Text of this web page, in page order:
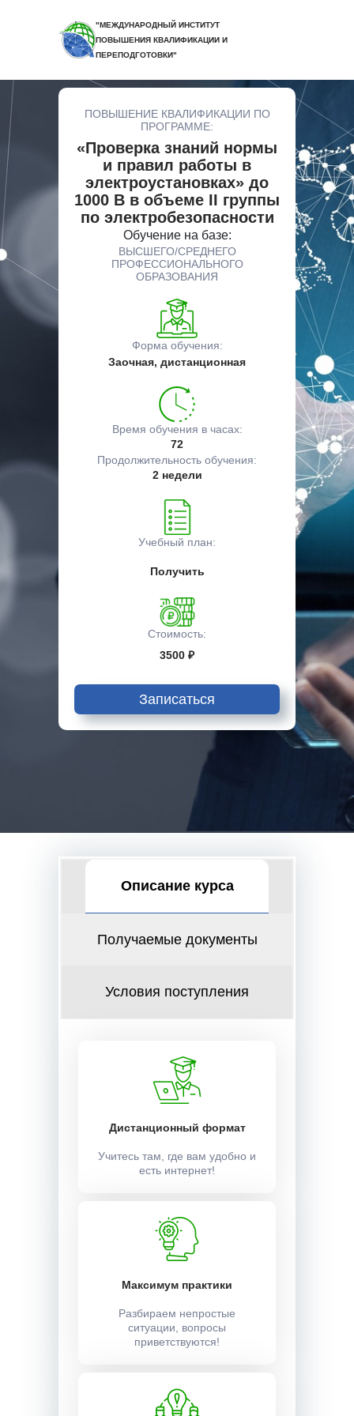
"МЕЖДУНАРОДНЫЙ ИНСТИТУТ
ПОВЫШЕНИЯ КВАЛИФИКАЦИИ И
ПЕРЕПОДГОТОВКИ"
ПОВЫШЕНИЕ КВАЛИФИКАЦИИ ПО
ПРОГРАММЕ:
«Проверка знаний нормы
и правил работы в
электроустановках» до
1000 В в объеме II группы
по электробезопасности
Обучение на базе:
ВЫСШЕГО/СРЕДНЕГО
ПРОФЕССИОНАЛЬНОГО
ОБРАЗОВАНИЯ
Форма обучения:
Заочная, дистанционная
Время обучения в часах:
72
Продолжительность обучения:
2 недели
Учебный план:
Получить
Стоимость:
3500 ₽
Записаться
Описание курса
Получаемые документы
Условия поступления
Дистанционный формат
Учитесь там, где вам удобно и
есть интернет!
Максимум практики
Разбираем непростые
ситуации, вопросы
приветствуются!